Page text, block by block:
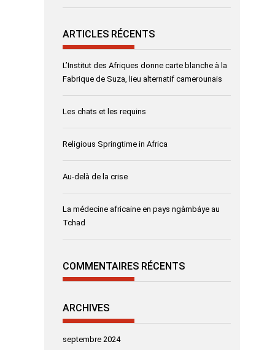
ARTICLES RÉCENTS
L’Institut des Afriques donne carte blanche à la
Fabrique de Suza, lieu alternatif camerounais
Les chats et les requins
Religious Springtime in Africa
Au-delà de la crise
La médecine africaine en pays ngàmbáye au
Tchad
COMMENTAIRES RÉCENTS
ARCHIVES
septembre 2024